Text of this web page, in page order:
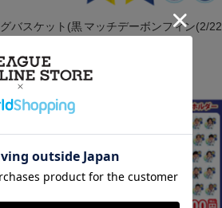
バスケット(黒マッチデーボンフィン(2/22